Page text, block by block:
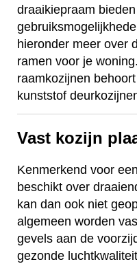
draaikiepraam
hieronder meer over
ramen voor je
raamkozijnen
kunststof
Vast kozijn
Kenmerkend voor
beschikt over
kan dan ook niet
algemeen worden
gevels aan de
gezonde